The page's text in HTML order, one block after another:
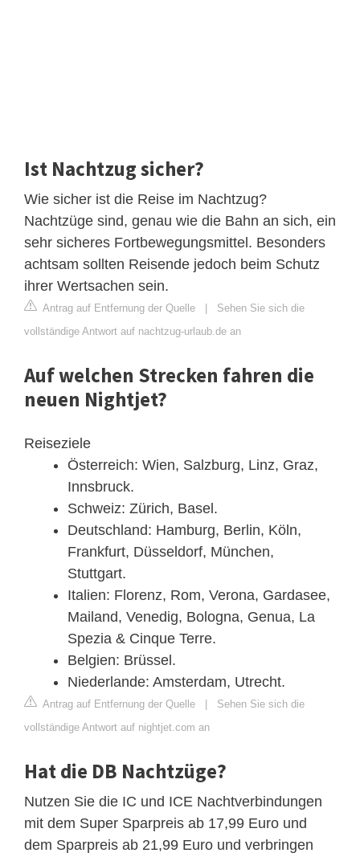
Ist Nachtzug sicher?
Wie sicher ist die Reise im Nachtzug?
Nachtzüge sind, genau wie die Bahn an sich, ein
sehr sicheres Fortbewegungsmittel. Besonders
achtsam sollten Reisende jedoch beim Schutz
ihrer Wertsachen sein.
Antrag auf Entfernung der Quelle | Sehen Sie sich die
vollständige Antwort auf nachtzug-urlaub.de an
Auf welchen Strecken fahren die
neuen Nightjet?
Reiseziele
Österreich: Wien, Salzburg, Linz, Graz,
Innsbruck.
Schweiz: Zürich, Basel.
Deutschland: Hamburg, Berlin, Köln,
Frankfurt, Düsseldorf, München,
Stuttgart.
Italien: Florenz, Rom, Verona, Gardasee,
Mailand, Venedig, Bologna, Genua, La
Spezia & Cinque Terre.
Belgien: Brüssel.
Niederlande: Amsterdam, Utrecht.
Antrag auf Entfernung der Quelle | Sehen Sie sich die
vollständige Antwort auf nightjet.com an
Hat die DB Nachtzüge?
Nutzen Sie die IC und ICE Nachtverbindungen
mit dem Super Sparpreis ab 17,99 Euro und
dem Sparpreis ab 21,99 Euro und verbringen